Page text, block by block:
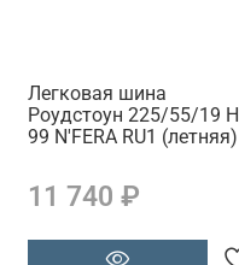
Легковая шина
Роудстоун 225/55/19 H
99 N'FERA RU1 (летняя)
11 740 ₽